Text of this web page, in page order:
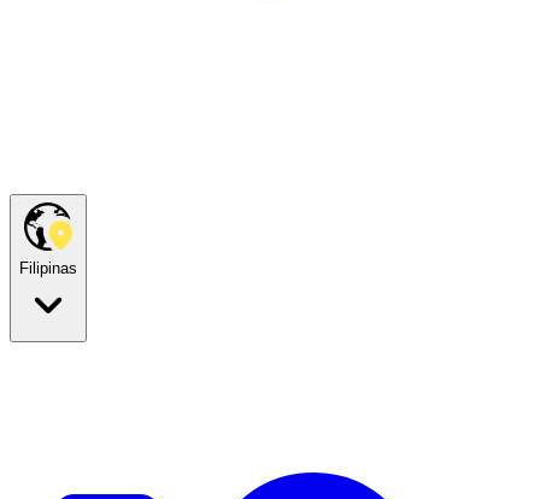
Filipinas